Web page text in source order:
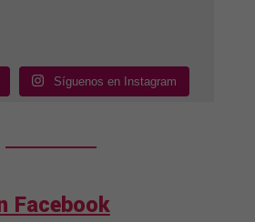
Síguenos en Instagram
Facebook